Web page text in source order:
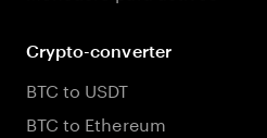
Crypto-converter
BTC to USDT
BTC to Ethereum